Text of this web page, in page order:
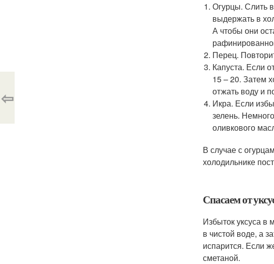
Огурцы. Слить
выдержать в
А чтобы они
Перец.
Капуста. Если
15 – 20. Затем
отжать воду и
Икра. Если
зелень.
оливкового
В случае с
холодильнике
Спасаем от
Избыток уксуса в
в чистой воде, а
испарится. Если
сметаной.
⇦